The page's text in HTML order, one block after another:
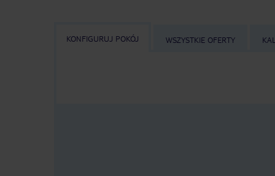
KONFIGURUJ POKÓJ WSZYSTKIE OFERTY